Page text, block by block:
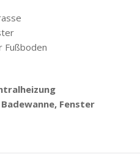
Fußboden
Badewanne, Fenster